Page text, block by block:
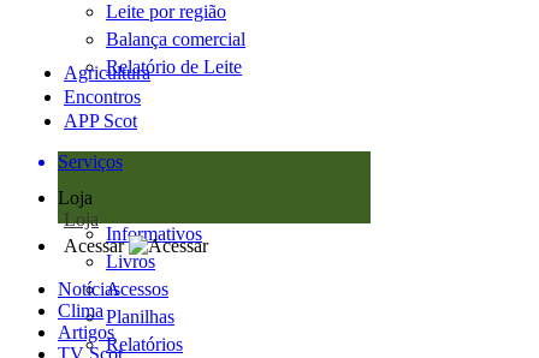
Leite por região
Balança comercial
Relatório de Leite
Agricultura
Encontros
APP Scot
Serviços
Loja
Loja
Informativos
Livros
Acessos
Planilhas
Relatórios
Acessar
Notícias
Clima
Artigos
TV Scot